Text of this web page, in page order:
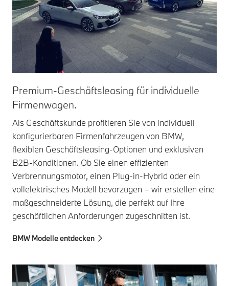
Premium-Geschäftsleasing für individuelle
Firmenwagen.
Als Geschäftskunde profitieren Sie von individuell
konfigurierbaren Firmenfahrzeugen von BMW,
flexiblen Geschäftsleasing-Optionen und exklusiven
B2B-Konditionen. Ob Sie einen effizienten
Verbrennungsmotor, einen Plug-in-Hybrid oder ein
vollelektrisches Modell bevorzugen – wir erstellen eine
maßgeschneiderte Lösung, die perfekt auf Ihre
geschäftlichen Anforderungen zugeschnitten ist.
BMW Modelle entdecken